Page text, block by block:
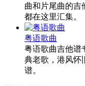
曲和片尾曲的吉
都在这里汇集。
粤语歌曲
粤语歌曲吉他谱
典老歌，港风怀
谱。